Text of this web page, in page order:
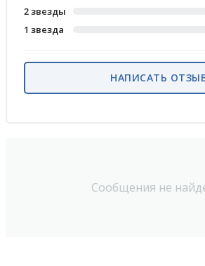
Сообщения не
2 звезды
1 звезда
НАПИСАТЬ